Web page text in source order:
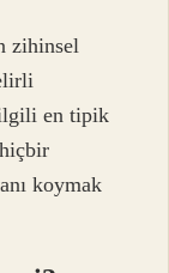
zihinsel
en tipik
koymak